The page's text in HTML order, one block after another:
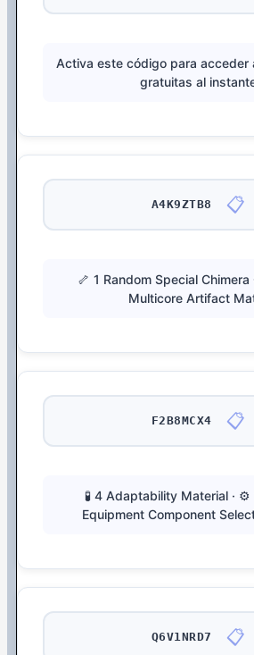
Activa este código para acceder
gratuitas al
A4K9ZTB8 📋
🦴 1 Random Special Chimera
Multicore Artifact
F2B8MCX4 📋
🧪 4 Adaptability Material ·
Equipment Component
Q6V1NRD7 📋